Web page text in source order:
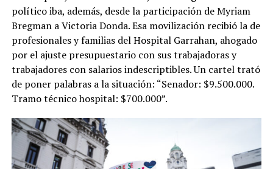
político iba, además, desde la participación de Myriam
Bregman a Victoria Donda. Esa movilización recibió la de
profesionales y familias del Hospital Garrahan, ahogado
por el ajuste presupuestario con sus trabajadoras y
trabajadores con salarios indescriptibles. Un cartel trató
de poner palabras a la situación: “Senador: $9.500.000.
Tramo técnico hospital: $700.000”.